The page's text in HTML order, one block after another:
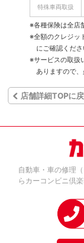
特殊車両取扱
※各種保険は全店
※全額のクレジッ
にご確認くださ
※サービスの取扱
ありますので
店舗詳細TOPに
自動車・車の修理
らカーコンビニ倶